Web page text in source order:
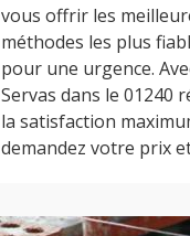
vous offrir les
méthodes les plus
pour une urgence.
Servas dans le 01240
la satisfaction
demandez votre prix